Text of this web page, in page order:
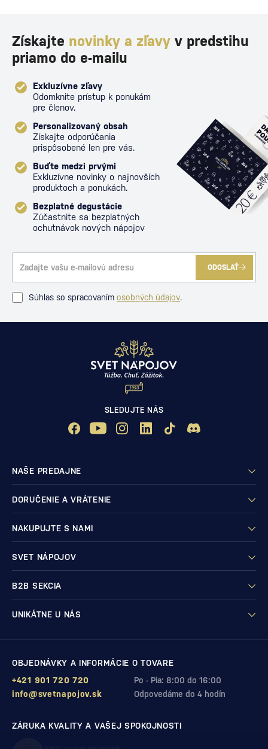
Získajte novinky a zľavy v predstihu
priamo do e-mailu
Exkluzívne zľavy
Odomknite prístup k ponukám
pre členov.
Personalizovaný obsah
Získajte odporúčania
prispôsobené len pre vás.
Buďte medzi prvými
Exkluzívne novinky o najnovších
produktoch a ponukách.
Bezplatné degustácie
Zúčastnite sa bezplatných
ochutnávok nových nápojov
ODOSLAŤ
Súhlas so spracovaním osobných údajov.
SLEDUJTE NÁS
NAŠE PREDAJNE
DORUČENIE A VRÁTENIE
NAKUPUJTE S NAMI
SVET NÁPOJOV
B2B SEKCIA
UNIKÁTNE U NÁS
OBJEDNÁVKY A INFORMÁCIE O TOVARE
Po - Pia: 8:00 do 16:00
+421 901 720 720
Odpovedáme do 4 hodín
info@svetnapojov.sk
ZÁRUKA KVALITY A VAŠEJ SPOKOJNOSTI